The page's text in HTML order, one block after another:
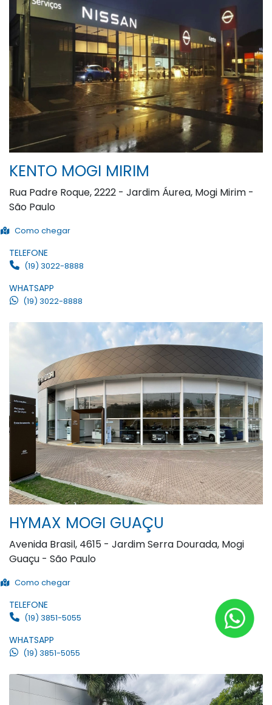
KENTO MOGI MIRIM
Rua Padre Roque, 2222 - Jardim Áurea, Mogi Mirim -
São Paulo
Como chegar
TELEFONE
(19) 3022-8888
WHATSAPP
(19) 3022-8888
HYMAX MOGI GUAÇU
Avenida Brasil, 4615 - Jardim Serra Dourada, Mogi
Guaçu - São Paulo
Como chegar
TELEFONE
(19) 3851-5055
WHATSAPP
(19) 3851-5055